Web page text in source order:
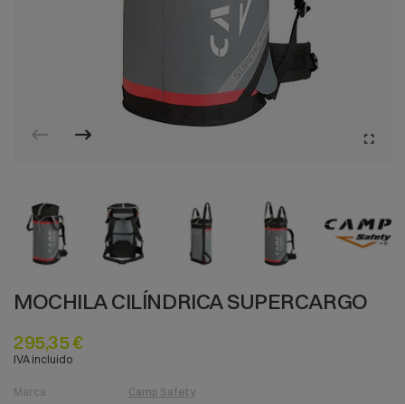
MOCHILA CILÍNDRICA SUPERCARGO
295,35 €
IVA incluido
Marca
Camp Safety